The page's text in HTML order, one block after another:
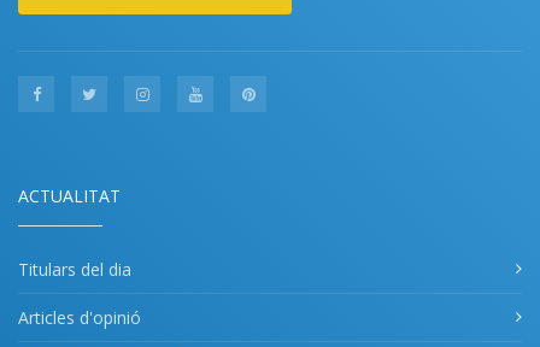
ACTUALITAT
Titulars del dia
Articles d'opinió